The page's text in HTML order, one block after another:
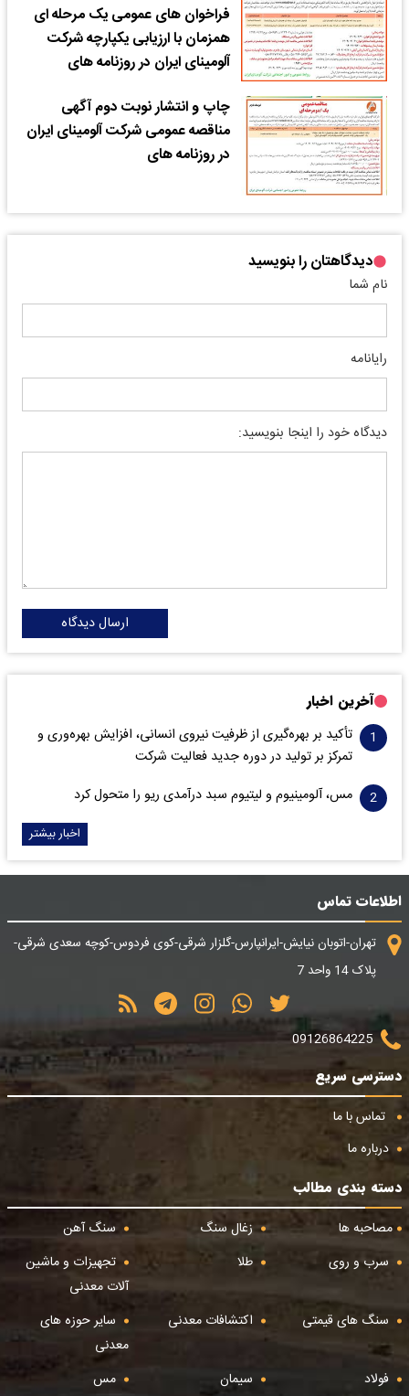
فراخوان های عمومی یک مرحله ای
همزمان با ارزیابی یکپارچه شرکت
آلومینای ایران در روزنامه های
چاپ و انتشار نوبت دوم آگهی
مناقصه عمومی شرکت آلومینای ایران
در روزنامه های
دیدگاهتان را بنویسید
نام شما
رایانامه
دیدگاه خود را اینجا بنویسید:
ارسال دیدگاه
آخرین اخبار
تأکید بر بهره‌گیری از ظرفیت نیروی انسانی، افزایش بهره‌وری و
تمرکز بر تولید در دوره جدید فعالیت شرکت
مس، آلومینیوم و لیتیوم سبد درآمدی ریو را متحول کرد
اخبار بیشتر
اطلاعات تماس
تهران-اتوبان نیایش-ایرانپارس-گلزار شرقی-کوی فردوس-کوچه سعدی شرقی-
پلاک 14 واحد 7
09126864225
دسترسی سریع
تماس با ما
درباره ما
دسته بندی مطالب
مصاحبه ها
زغال سنگ
سنگ آهن
سرب و روی
طلا
تجهیزات و ماشین
آلات معدنی
سنگ های قیمتی
اکتشافات معدنی
سایر حوزه های
معدنی
فولاد
سیمان مس